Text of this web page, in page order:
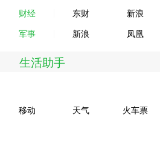
财经 东财 新浪
军事 新浪 凤凰
生活助手
移动 天气 火车票